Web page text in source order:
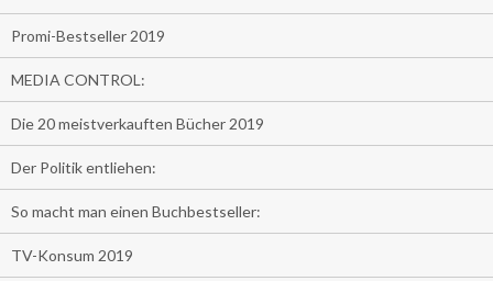
Promi-Bestseller 2019
MEDIA CONTROL:
Die 20 meistverkauften Bücher 2019
Der Politik entliehen:
So macht man einen Buchbestseller:
TV-Konsum 2019